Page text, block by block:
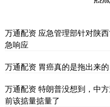
万通配资 应急管理部针对陕
急响应
万通配资 胃癌真的是拖出来
万通配资 特朗普没想到，中
前该掂量掂量了